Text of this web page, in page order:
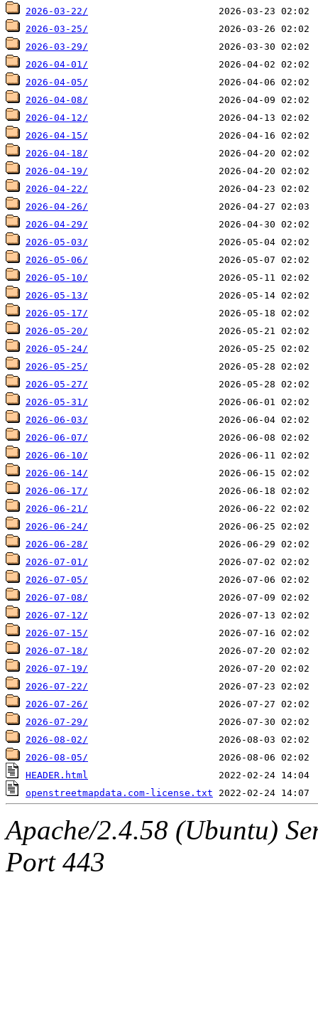
2026-03-22/
2026-03-25/
2026-03-29/
2026-04-01/
2026-04-05/
2026-04-08/
2026-04-12/
2026-04-15/
2026-04-18/
2026-04-19/
2026-04-22/
2026-04-26/
2026-04-29/
2026-05-03/
2026-05-06/
2026-05-10/
2026-05-13/
2026-05-17/
2026-05-20/
2026-05-24/
2026-05-25/
2026-05-27/
2026-05-31/
2026-06-03/
2026-06-07/
2026-06-10/
2026-06-14/
2026-06-17/
2026-06-21/
2026-06-24/
2026-06-28/
2026-07-01/
2026-07-05/
2026-07-08/
2026-07-12/
2026-07-15/
2026-07-18/
2026-07-19/
2026-07-22/
2026-07-26/
2026-07-29/
2026-08-02/
2026-08-05/
HEADER.html
openstreetmapdata.com-license.txt
Apache/2.4.58 (Ubuntu)
Port 443